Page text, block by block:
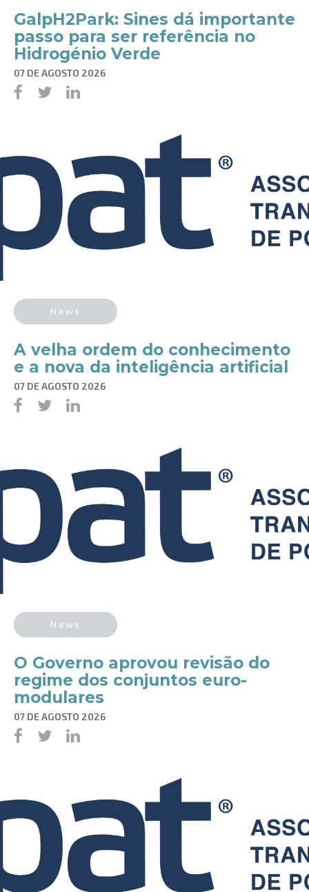
GalpH2Park: Sines dá importante
passo para ser referência no
Hidrogénio Verde
07 DE AGOSTO 2026
News
A velha ordem do conhecimento
e a nova da inteligência artificial
07 DE AGOSTO 2026
News
O Governo aprovou revisão do
regime dos conjuntos euro-
modulares
07 DE AGOSTO 2026